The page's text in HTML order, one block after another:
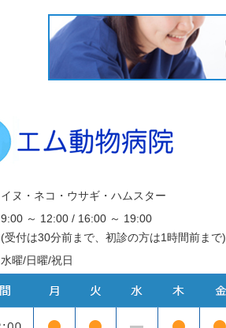
イヌ・ネコ・ウサギ・ハムスター
9:00 ～ 12:00 / 16:00 ～ 19:00
(受付は30分前まで、初診の方は1時間前まで)
水曜/日曜/祝日